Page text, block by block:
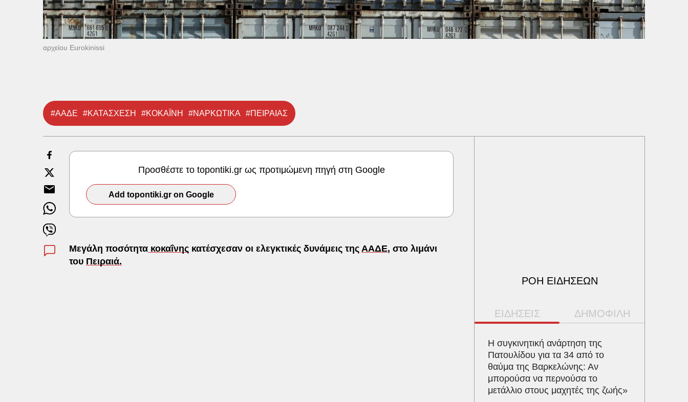
αρχείου Eurokinissi
#ΑΑΔΕ #ΚΑΤΑΣΧΕΣΗ #ΚΟΚΑΪΝΗ #ΝΑΡΚΩΤΙΚΑ #ΠΕΙΡΑΙΑΣ
Προσθέστε το topontiki.gr ως προτιμώμενη πηγή στη Google
Add topontiki.gr on Google
Μεγάλη ποσότητα κοκαΐνης κατέσχεσαν οι ελεγκτικές δυνάμεις της ΑΑΔΕ, στο λιμάνι
του Πειραιά.
ΡΟΗ ΕΙΔΗΣΕΩΝ
ΕΙΔΗΣΕΙΣ ΔΗΜΟΦΙΛΗ
Η συγκινητική ανάρτηση της
Πατουλίδου για τα 34 από το
θαύμα της Βαρκελώνης: Αν
μπορούσα να περνούσα το
μετάλλιο στους μαχητές της ζωής»